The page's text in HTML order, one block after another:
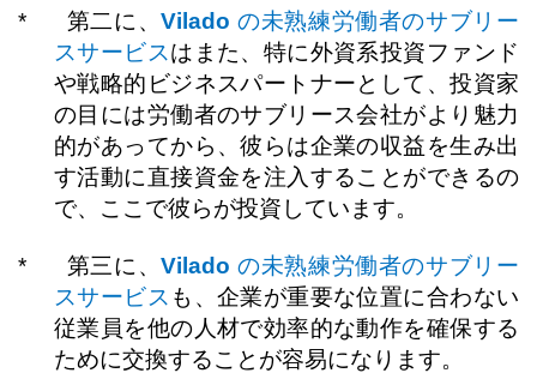
* 第二に、Viladoの未熟練労働者のサブリー
スサービスはまた、特に外資系投資ファンド
や戦略的ビジネスパートナーとして、投資家
の目には労働者のサブリース会社がより魅力
的があってから、彼らは企業の収益を生み出
す活動に直接資金を注入することができるの
で、ここで彼らが投資しています。
* 第三に、Viladoの未熟練労働者のサブリー
スサービス も、企業が重要な位置に合わない
従業員を他の人材で効率的な動作を確保する
ために交換することが容易になります。